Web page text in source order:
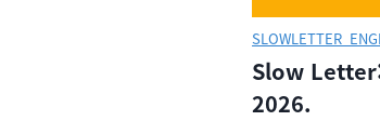
Slow
2026.